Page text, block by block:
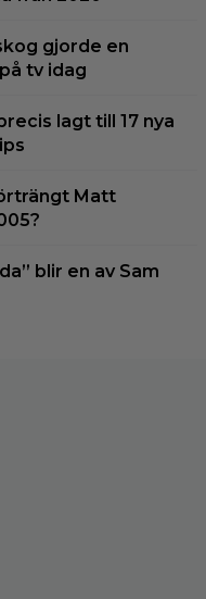
gjorde en
tv idag
lagt till 17 nya
Matt
blir en av Sam